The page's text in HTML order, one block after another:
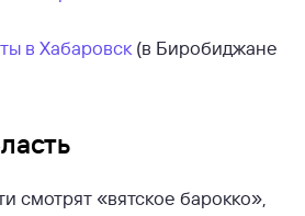
в Хабаровск (в Биробиджане
смотрят «вятское барокко»,